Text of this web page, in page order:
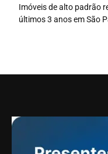
Imóveis de alto padrão
últimos 3 anos em São